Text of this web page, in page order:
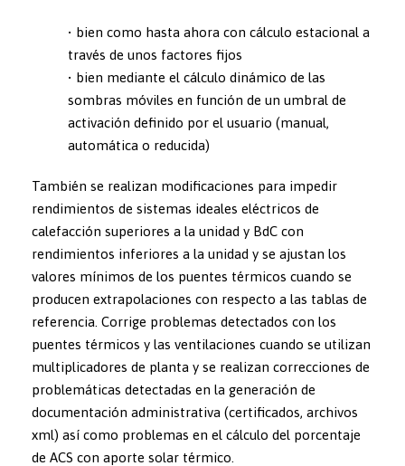
• bien como hasta ahora con cálculo estacional a
través de unos factores fijos
• bien mediante el cálculo dinámico de las
sombras móviles en función de un umbral de
activación definido por el usuario (manual,
automática o reducida)
También se realizan modificaciones para impedir
rendimientos de sistemas ideales eléctricos de
calefacción superiores a la unidad y BdC con
rendimientos inferiores a la unidad y se ajustan los
valores mínimos de los puentes térmicos cuando se
producen extrapolaciones con respecto a las tablas de
referencia. Corrige problemas detectados con los
puentes térmicos y las ventilaciones cuando se utilizan
multiplicadores de planta y se realizan correcciones de
problemáticas detectadas en la generación de
documentación administrativa (certificados, archivos
xml) así como problemas en el cálculo del porcentaje
de ACS con aporte solar térmico.